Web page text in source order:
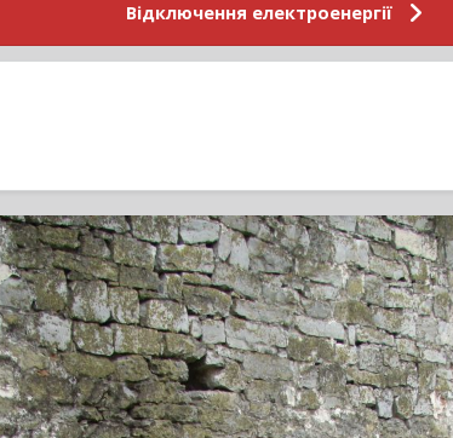
Відключення електроенергії